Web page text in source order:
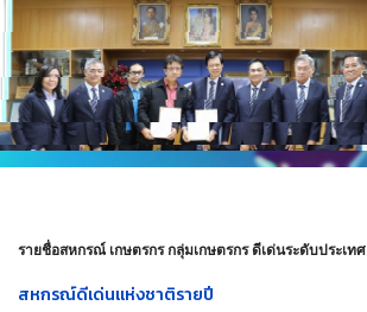
รายชื่อสหกรณ์ เกษตรกร กลุ่มเกษตรกร ดีเด่นระดับประเทศ
สหกรณ์ดีเด่นแห่งชาติรายปี